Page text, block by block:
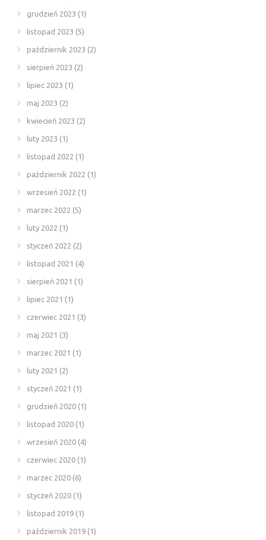
grudzień 2023 (1)
listopad 2023 (5)
październik 2023 (2)
sierpień 2023 (2)
lipiec 2023 (1)
maj 2023 (2)
kwiecień 2023 (2)
luty 2023 (1)
listopad 2022 (1)
październik 2022 (1)
wrzesień 2022 (1)
marzec 2022 (5)
luty 2022 (1)
styczeń 2022 (2)
listopad 2021 (4)
sierpień 2021 (1)
lipiec 2021 (1)
czerwiec 2021 (3)
maj 2021 (3)
marzec 2021 (1)
luty 2021 (2)
styczeń 2021 (1)
grudzień 2020 (1)
listopad 2020 (1)
wrzesień 2020 (4)
czerwiec 2020 (1)
marzec 2020 (6)
styczeń 2020 (1)
listopad 2019 (1)
październik 2019 (1)